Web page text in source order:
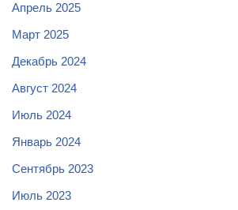
Апрель 2025
Март 2025
Декабрь 2024
Август 2024
Июль 2024
Январь 2024
Сентябрь 2023
Июль 2023